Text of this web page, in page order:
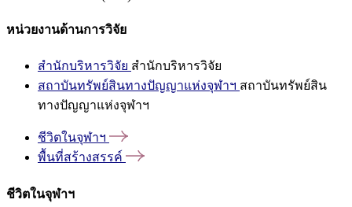
หน่วยงานด้านการวิจัย
สำนักบริหารวิจัย สำนักบริหารวิจัย
สถาบันทรัพย์สินทางปัญญาแห่งจุฬาฯ สถาบันทรัพย์สิน
ทางปัญญาแห่งจุฬาฯ
ชีวิตในจุฬาฯ
พื้นที่สร้างสรรค์
ชีวิตในจุฬาฯ